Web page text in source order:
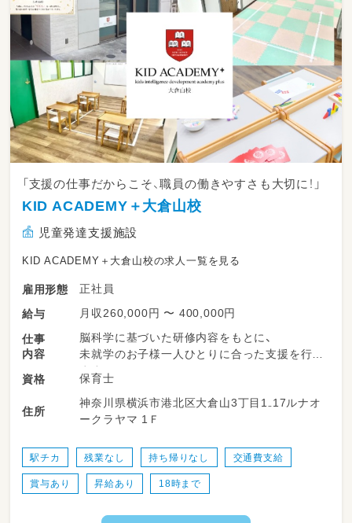
サービス提供記録の作成や、
支援環境の整備など、基本的な業務を行ってい
ただきます。
難しい業務はなく、入社後は研修＋先輩のサポ
ートありなので未経験でも安心です。
「支援の仕事だからこそ、職員の働きやすさも大切に！」
KID ACADEMY＋大倉山校
児童発達支援施設
KID ACADEMY＋大倉山校の求人一覧を見る
雇用形態
正社員
給与
月収260,000円 〜 400,000円
仕事
内容
脳科学に基づいた研修内容をもとに、
未就学のお子様一人ひとりに合った支援を行い
ます。
日々のお子様の様子をスタッフ間で共有しなが
ら、
保護者の方や関係機関とのやり取りは、
先輩スタッフや管理者がフォローしますのでご
資格 保育士
住所
神奈川県横浜市港北区大倉山3丁目1₋17ルナオ
ークラヤマ 1Ｆ
駅チカ 残業なし 持ち帰りなし 交通費支給
賞与あり 昇給あり 18時まで